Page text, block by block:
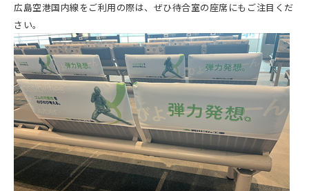
広島空港国内線をご利用の際は、ぜひ待合室の座席にもご注目くだ
さい。